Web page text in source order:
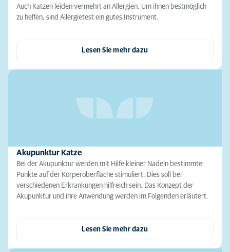
Auch Katzen leiden vermehrt an Allergien. Um ihnen bestmöglich
zu helfen, sind Allergietest ein gutes Instrument.
Lesen Sie mehr dazu
Akupunktur Katze
Bei der Akupunktur werden mit Hilfe kleiner Nadeln bestimmte
Punkte auf der Körperoberfläche stimuliert. Dies soll bei
verschiedenen Erkrankungen hilfreich sein. Das Konzept der
Akupunktur und ihre Anwendung werden im Folgenden erläutert.
Lesen Sie mehr dazu